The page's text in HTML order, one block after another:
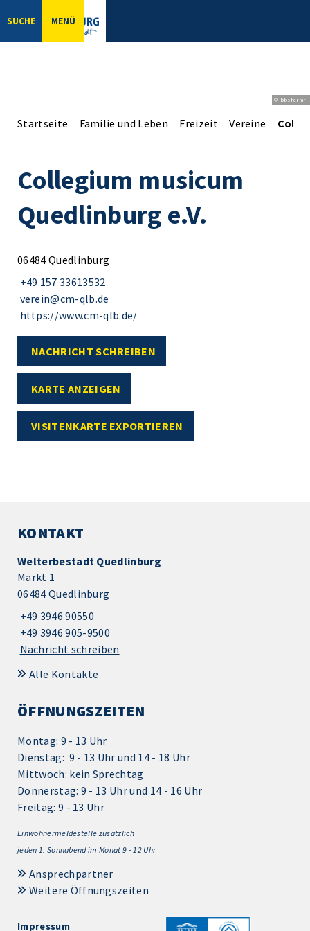
SUCHE MENÜ
© bbsferrari
Startseite Familie und Leben Freizeit Vereine
Collegium musicum
Quedlinburg e.V.
06484 Quedlinburg
+49 157 33613532
verein@cm-qlb.de
https://www.cm-qlb.de/
NACHRICHT SCHREIBEN
KARTE ANZEIGEN
VISITENKARTE EXPORTIEREN
KONTAKT
Welterbestadt Quedlinburg
Markt 1
06484 Quedlinburg
+49 3946 90550
+49 3946 905-9500
Nachricht schreiben
Alle Kontakte
ÖFFNUNGSZEITEN
Montag: 9 - 13 Uhr
Dienstag: 9 - 13 Uhr und 14 - 18 Uhr
Mittwoch: kein Sprechtag
Donnerstag: 9 - 13 Uhr und 14 - 16 Uhr
Freitag: 9 - 13 Uhr
Einwohnermeldestelle zusätzlich
jeden 1. Sonnabend im Monat 9 - 12 Uhr
Ansprechpartner
Weitere Öffnungszeiten
Impressum